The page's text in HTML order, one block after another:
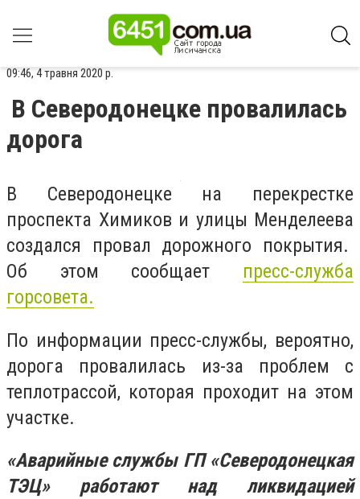
09:46, 4 травня 2020 р.
В Северодонецке провалилась
дорога
В Северодонецке на перекрестке
проспекта Химиков и улицы Менделеева
создался провал дорожного покрытия.
Об этом сообщает пресс-служба
горсовета.
По информации пресс-службы, вероятно,
дорога провалилась из-за проблем с
теплотрассой, которая проходит на этом
участке.
«Аварийные службы ГП «Северодонецкая
ТЭЦ» работают над ликвидацией